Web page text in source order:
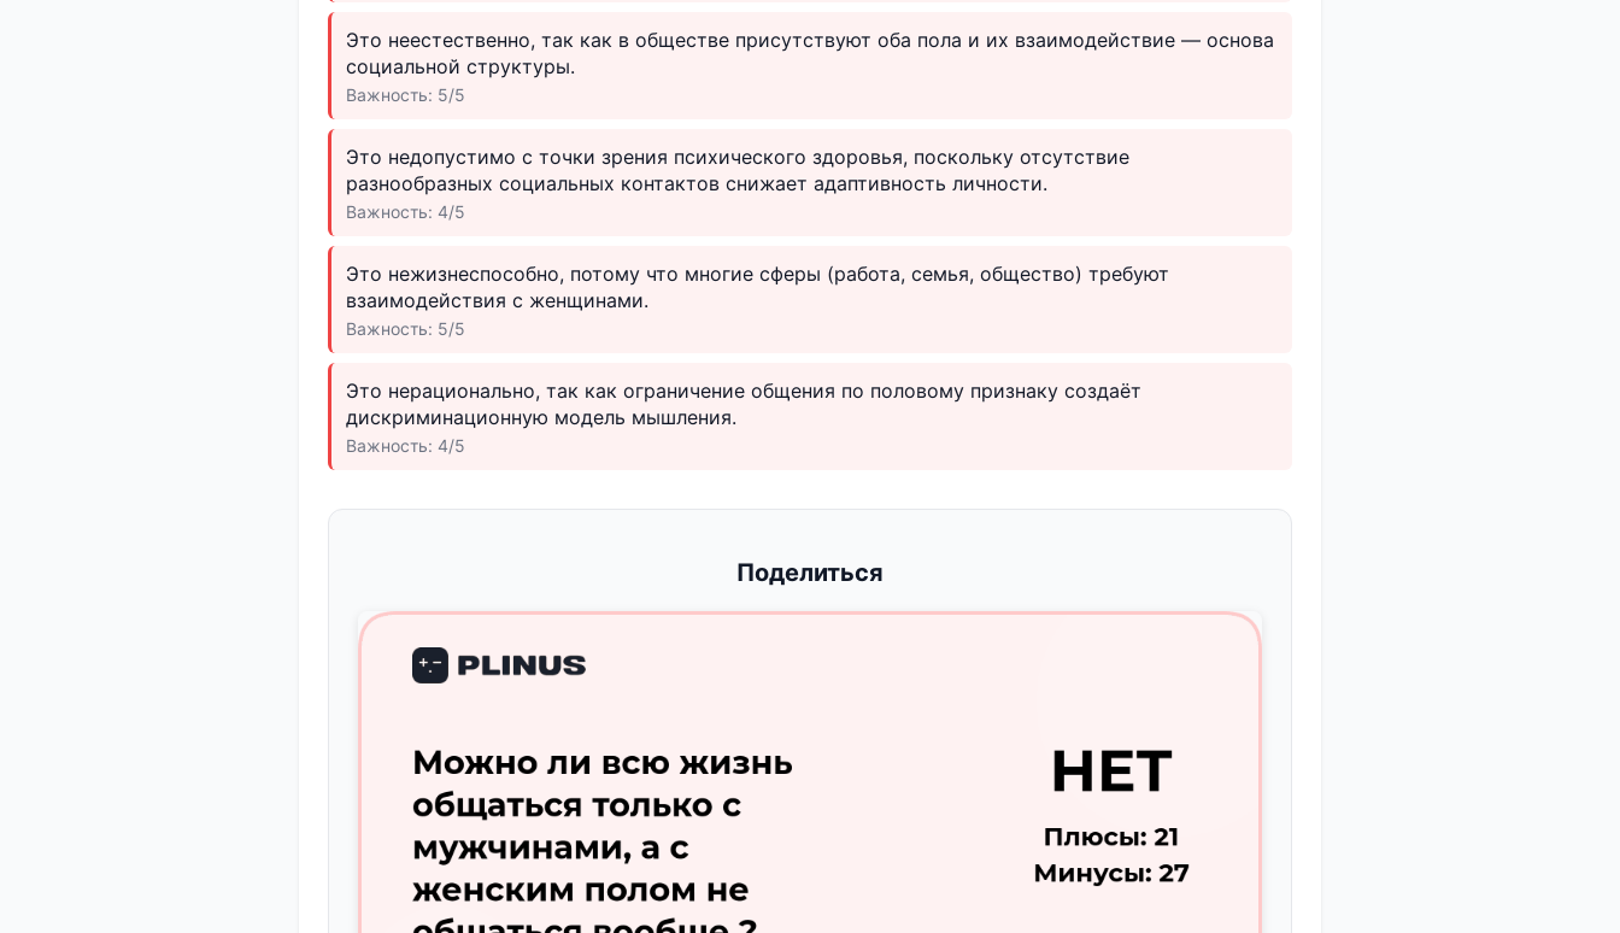
Это неестественно, так как в обществе присутствуют оба пола и их взаимодействие — основа
социальной структуры.
Важность: 5/5
Это недопустимо с точки зрения психического здоровья, поскольку отсутствие
разнообразных социальных контактов снижает адаптивность личности.
Важность: 4/5
Это нежизнеспособно, потому что многие сферы (работа, семья, общество) требуют
взаимодействия с женщинами.
Важность: 5/5
Это нерационально, так как ограничение общения по половому признаку создаёт
дискриминационную модель мышления.
Важность: 4/5
Поделиться